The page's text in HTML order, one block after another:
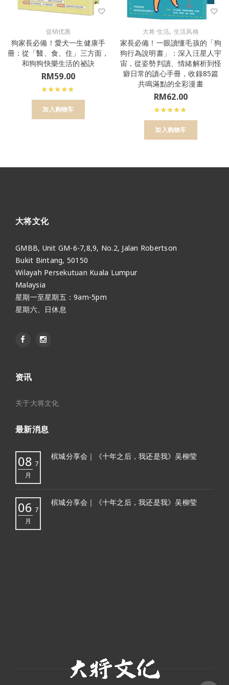
促销优惠
狗家長必備！愛犬一生健康手
冊：從「醫、食、住」三方面，
和狗狗快樂生活的祕訣
RM59.00
加入购物车
大将·生活, 生活风格
家長必備！一眼讀懂毛孩的「狗
狗行為說明書」：深入汪星人宇
宙，從姿勢判讀、情緒解析到怪
癖日常的讀心手冊，收錄85篇
共鳴滿點的全彩漫畫
RM62.00
加入购物车
大将文化
GMBB, Unit GM-6-7,8,9, No.2, Jalan Robertson
Bukit Bintang, 50150
Wilayah Persekutuan Kuala Lumpur
Malaysia
星期一至星期五：9am-5pm
星期六、日休息
资讯
关于大将文化
最新消息
08 7
月
槟城分享会｜《十年之后，我还是我》吴柳莹
06 7
月
槟城分享会｜《十年之后，我还是我》吴柳莹